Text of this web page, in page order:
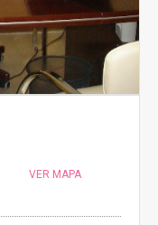
VER MAPA